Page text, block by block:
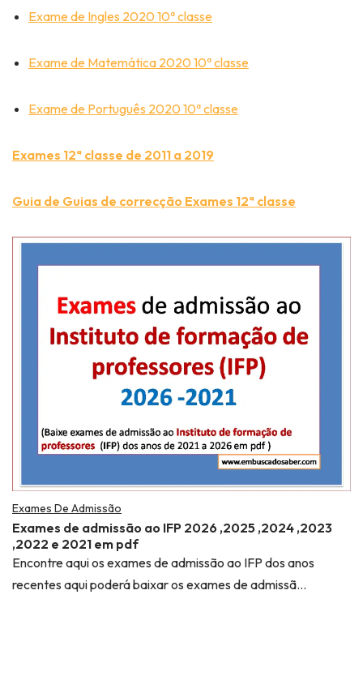
Exame de Ingles 2020 10ª classe
Exame de Matemática 2020 10ª classe
Exame de Português 2020 10ª classe
Exames 12ª classe de 2011 a 2019
Guia de Guias de correcção Exames 12ª classe
Exames De Admissão
Exames de admissão ao IFP 2026 ,2025 ,2024 ,2023
,2022 e 2021 em pdf
Encontre aqui os exames de admissão ao IFP dos anos
recentes aqui poderá baixar os exames de admissã…